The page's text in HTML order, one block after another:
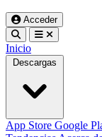
Acceder
Inicio
Descargas
App Store Google